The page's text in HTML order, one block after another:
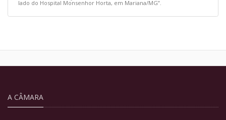
lado do Hospital Monsenhor Horta, em Mariana/MG”.
A CÂMARA